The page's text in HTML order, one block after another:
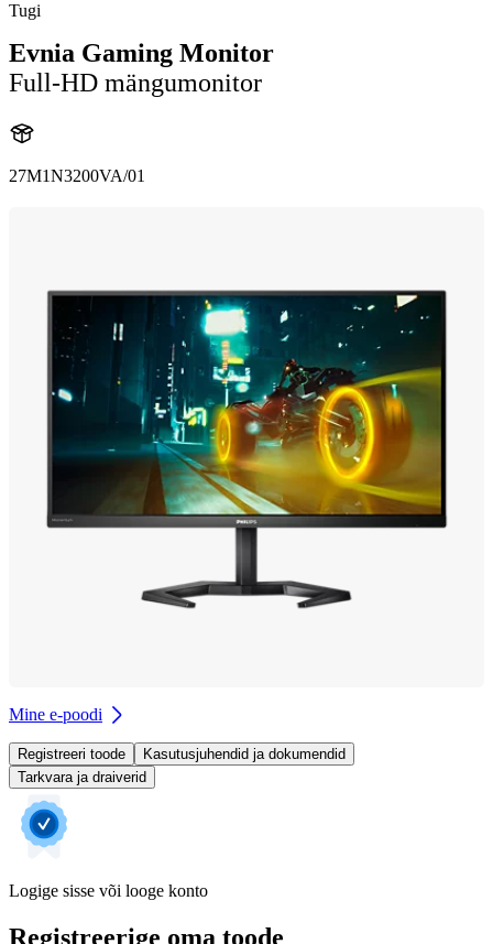
Tugi
Evnia Gaming Monitor
Full-HD mängumonitor
27M1N3200VA/01
Mine e-poodi
Registreeri toode
Kasutusjuhendid ja dokumendid
Tarkvara ja draiverid
Logige sisse või looge konto
Registreerige oma toode